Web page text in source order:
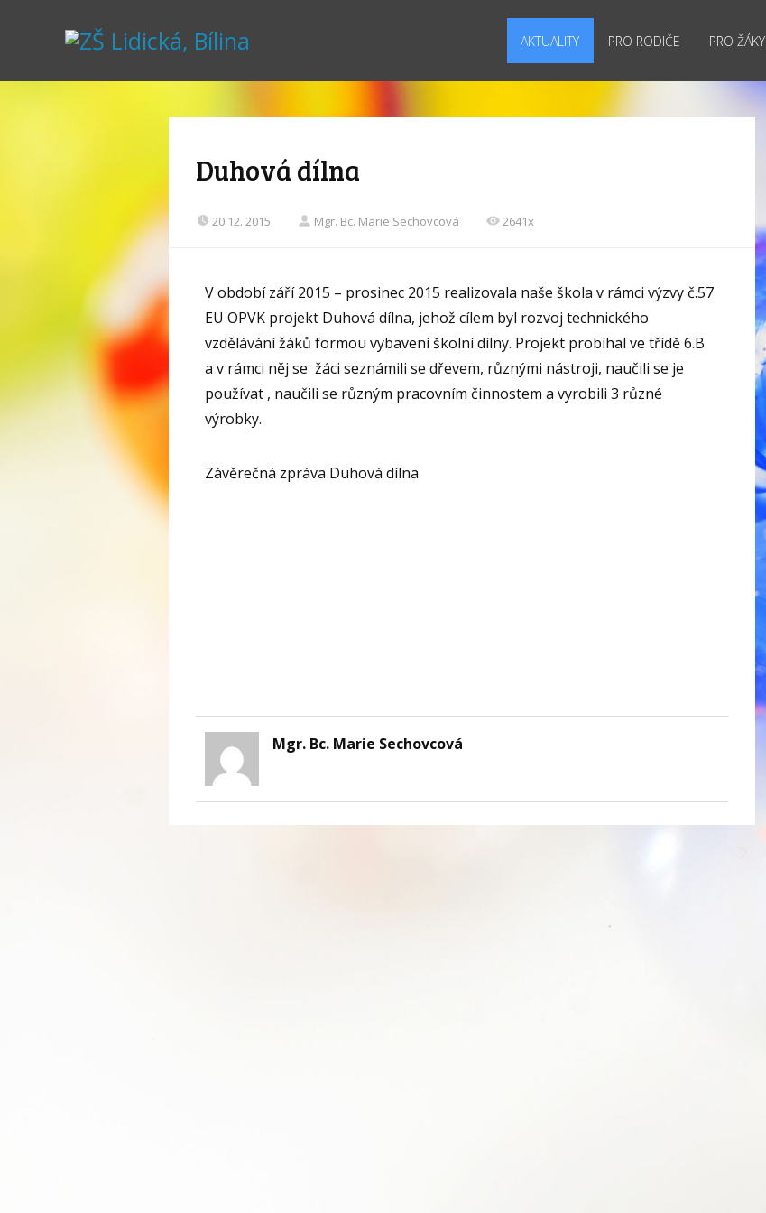
AKTUALITY PRO RODIČE PRO ŽÁKY
Duhová dílna
20.12. 2015 Mgr. Bc. Marie Sechovcová 2641x
V období září 2015 – prosinec 2015 realizovala naše škola v rámci výzvy č.57
EU OPVK projekt Duhová dílna, jehož cílem byl rozvoj technického
vzdělávání žáků formou vybavení školní dílny. Projekt probíhal ve třídě 6.B
a v rámci něj se žáci seznámili se dřevem, různými nástroji, naučili se je
používat , naučili se různým pracovním činnostem a vyrobili 3 různé
výrobky.
Závěrečná zpráva Duhová dílna
Mgr. Bc. Marie Sechovcová